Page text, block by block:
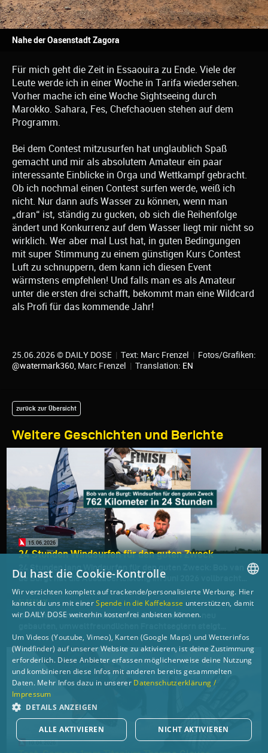
Nahe der Oasenstadt Zagora
Für mich geht die Zeit in Essaouira zu Ende. Viele der
Leute werde ich in einer Woche in Tarifa wiedersehen.
Vorher mache ich eine Woche Sightseeing durch
Marokko. Sahara, Fes, Chefchaouen stehen auf dem
Programm.
Bei dem Contest mitzusurfen hat unglaublich Spaß
gemacht und mir als absolutem Amateur ein paar
interessante Einblicke in Orga und Wettkampf gebracht.
Ob ich nochmal einen Contest surfen werde, weiß ich
nicht. Nur dann aufs Wasser zu können, wenn man
„dran“ ist, ständig zu gucken, ob sich die Reihenfolge
ändert und Konkurrenz auf dem Wasser liegt mir nicht so
wirklich. Wer aber mal Lust hat, in guten Bedingungen
mit super Stimmung zu einem günstigen Kurs Contest
Luft zu schnuppern, dem kann ich diesen Event
wärmstens empfehlen! Und falls man es als Amateur
unter die ersten drei schafft, bekommt man eine Wildcard
als Profi für das kommende Jahr!
25.06.2026 © DAILY DOSE | Text: Marc Frenzel | Fotos/Grafiken:
@watermark360 , Marc Frenzel | Translation: EN
Weitere Geschichten und Berichte
zurück zur Übersicht
15.06.2026
24 Stunden Windsurfen für den guten Zweck
24 Stunden lang Windsurfen für den guten Zweck: Bob van
de Burgt hat die Ausdauerleistung im Juni 2026 vollbracht...
16.04.2026
STORY
Die Windjammer sind wieder da. Die Anzahl von neu
10.04.2026
GERMAN
Du hast die Cookie-Kontrolle
Wir verzichten komplett auf trackende/personalisierte Werbung. Hier
kannst du uns mit einerSpende in die Kaffekasse unterstützen, damit
wir DAILY DOSE weiterhin kostenfrei anbieten können.
Um Videos (Youtube, Vimeo), Karten (Google Maps) und Wetterinfos
(Windfinder) auf unserer Website zu aktivieren, ist deine Zustimmung
erforderlich. Diese Anbieter erfassen möglicherweise deine Nutzung
und kombinieren diese Infos mit anderen bereits gesammelten
Daten. Mehr Infos dazu in unserer Datenschutzerklärung /
Impressum
DETAILS ANZEIGEN
ALLE AKTIVIEREN NICHT AKTIVIEREN